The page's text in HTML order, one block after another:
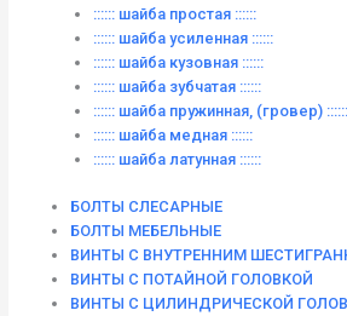
:::::: шайба простая ::::::
:::::: шайба усиленная ::::::
:::::: шайба кузовная ::::::
:::::: шайба зубчатая ::::::
:::::: шайба пружинная, (гровер) ::::::
:::::: шайба медная ::::::
:::::: шайба латунная ::::::
БОЛТЫ СЛЕСАРНЫЕ
БОЛТЫ МЕБЕЛЬНЫЕ
ВИНТЫ С ВНУТРЕННИМ
ВИНТЫ С ПОТАЙНОЙ ГОЛОВКОЙ
ВИНТЫ С ЦИЛИНДРИЧЕСКОЙ